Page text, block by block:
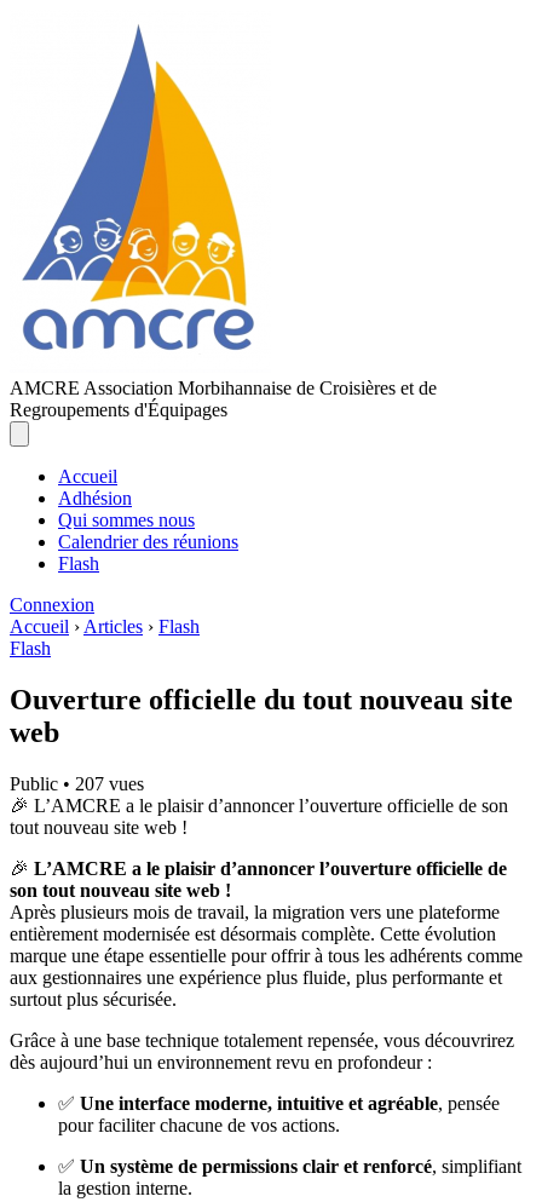
AMCRE Association Morbihannaise de Croisières et de
Regroupements d'Équipages
Accueil
Adhésion
Qui sommes nous
Calendrier des réunions
Flash
Connexion
Accueil › Articles › Flash
Flash
Ouverture officielle du tout nouveau site
web
Public • 207 vues
🎉 L’AMCRE a le plaisir d’annoncer l’ouverture officielle de son
tout nouveau site web !
🎉 L’AMCRE a le plaisir d’annoncer l’ouverture officielle de
son tout nouveau site web !
Après plusieurs mois de travail, la migration vers une plateforme
entièrement modernisée est désormais complète. Cette évolution
marque une étape essentielle pour offrir à tous les adhérents comme
aux gestionnaires une expérience plus fluide, plus performante et
surtout plus sécurisée.
Grâce à une base technique totalement repensée, vous découvrirez
dès aujourd’hui un environnement revu en profondeur :
✅ Une interface moderne, intuitive et agréable, pensée
pour faciliter chacune de vos actions.
✅ Un système de permissions clair et renforcé, simplifiant
la gestion interne.